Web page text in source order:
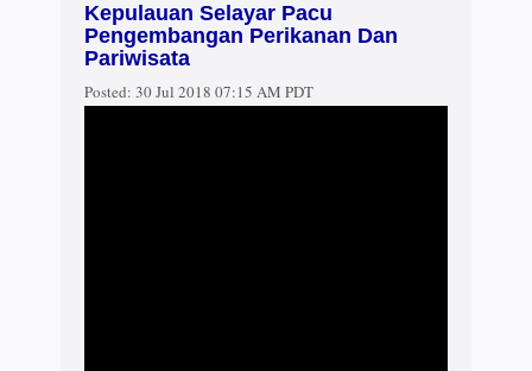
Kepulauan Selayar Pacu
Pengembangan Perikanan Dan
Pariwisata
Posted: 30 Jul 2018 07:15 AM PDT